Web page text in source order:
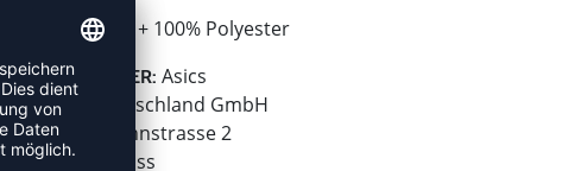
MATERIAL: + 100% Polyester
HERSTELLER: Asics
Asics Deutschland GmbH
Hansemannstrasse 2
41468 Neuss